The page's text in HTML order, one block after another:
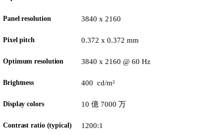
Panel resolution 3840 x 2160
Pixel pitch 0.372 x 0.372 mm
Optimum resolution 3840 x 2160 @ 60 Hz
Brightness 400 cd/m²
Display colors 10 億 7000 万
Contrast ratio (typical) 1200:1